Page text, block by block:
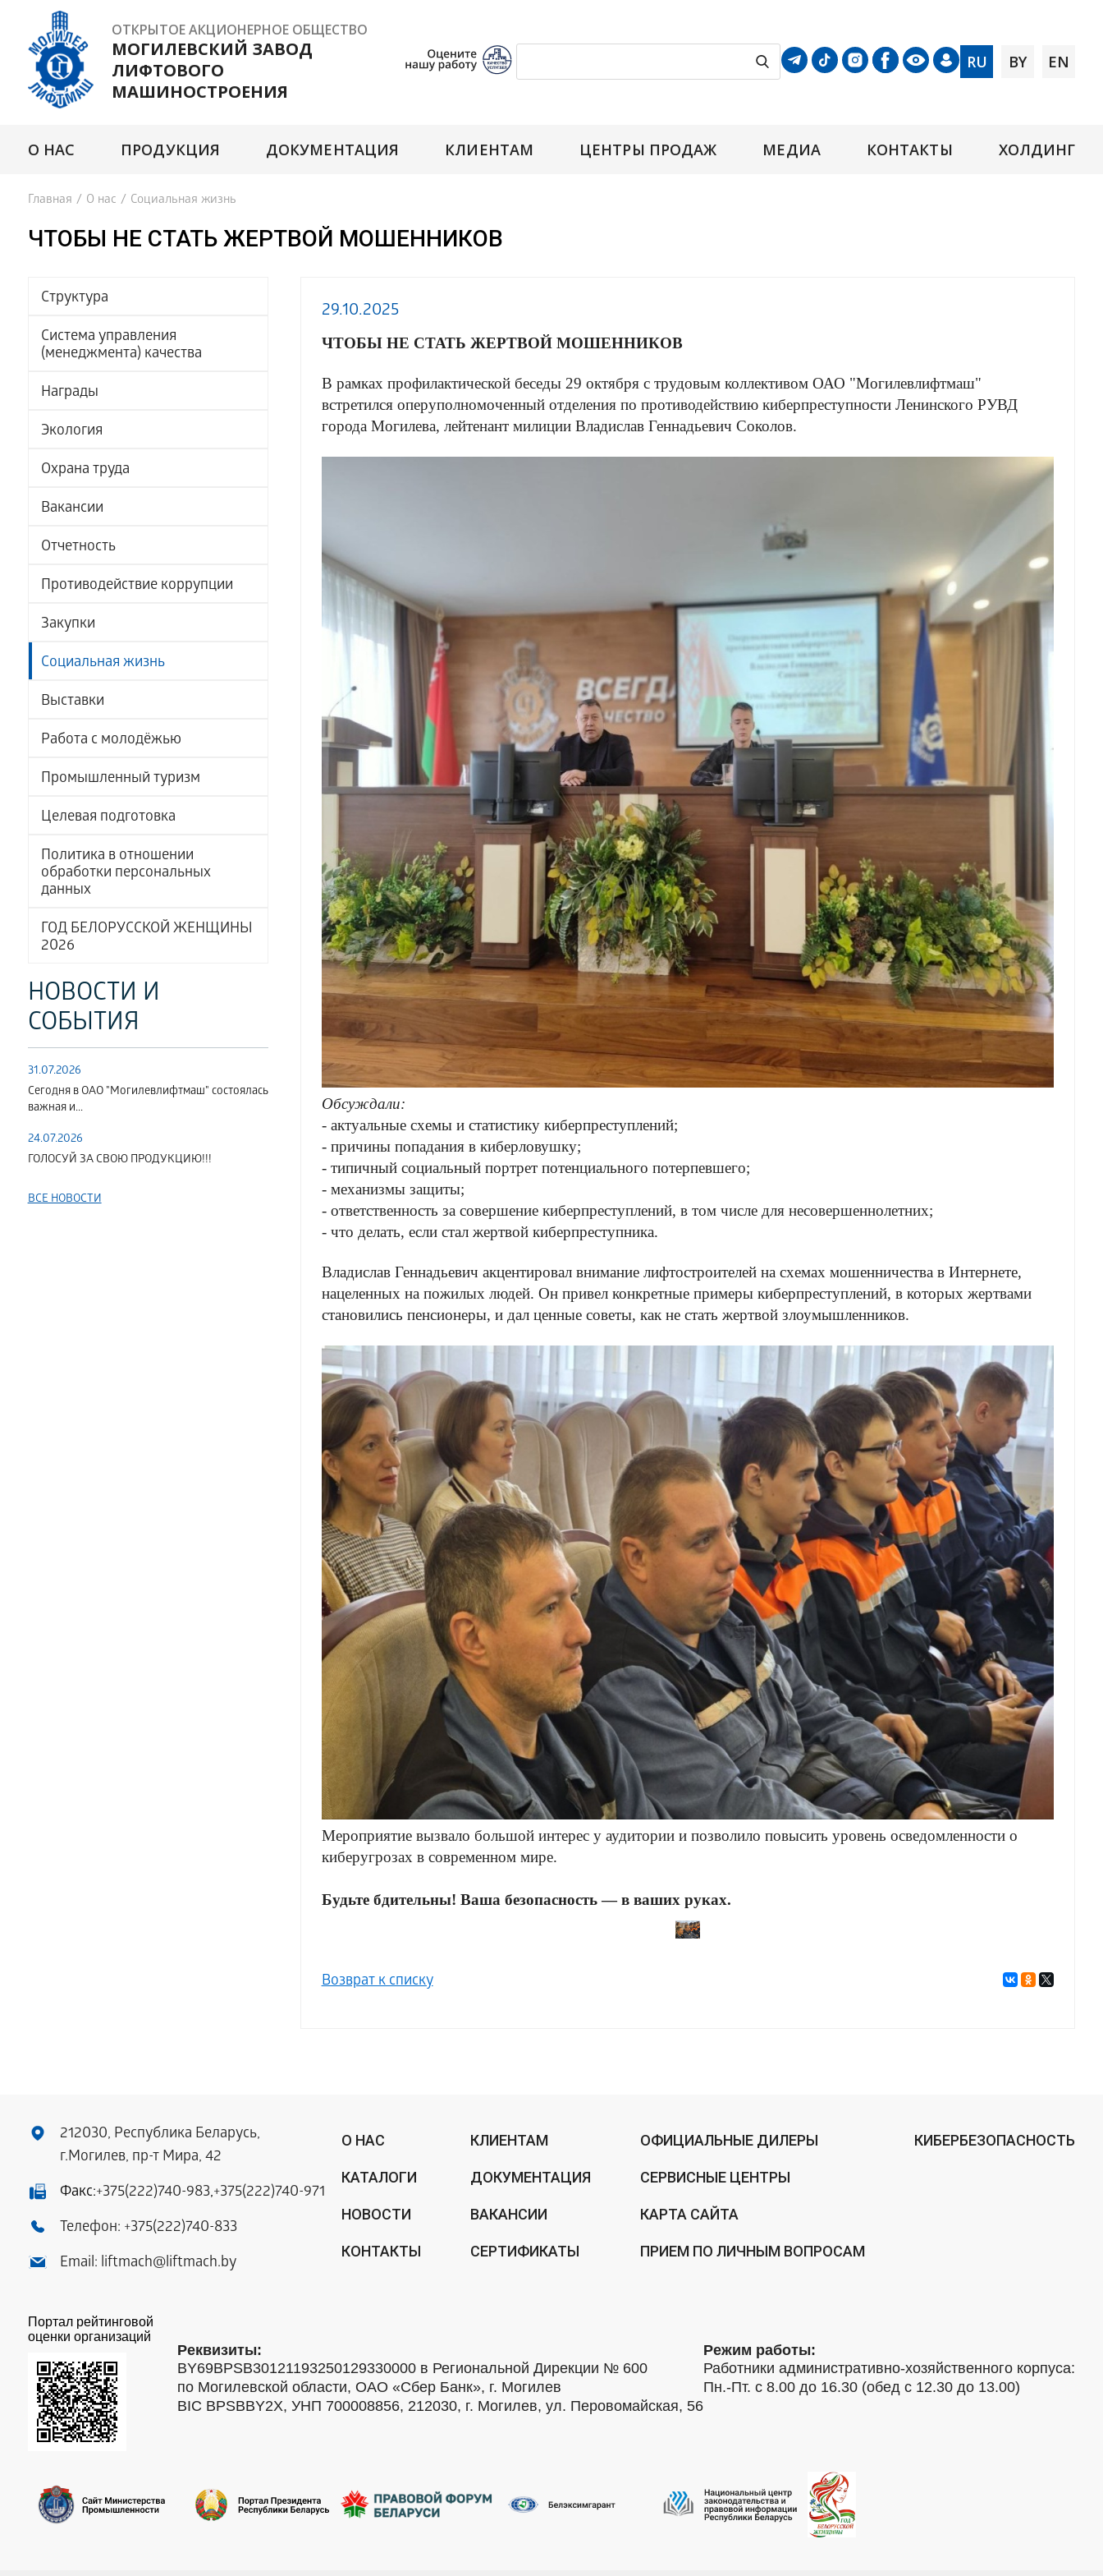
ОТКРЫТОЕ АКЦИОНЕРНОЕ ОБЩЕСТВО
МОГИЛЕВСКИЙ ЗАВОД
ЛИФТОВОГО
МАШИНОСТРОЕНИЯ
RU BY EN
О НАС ПРОДУКЦИЯ ДОКУМЕНТАЦИЯ КЛИЕНТАМ ЦЕНТРЫ ПРОДАЖ МЕДИА КОНТАКТЫ ХОЛДИНГ
Главная / О нас / Социальная жизнь
ЧТОБЫ НЕ СТАТЬ ЖЕРТВОЙ МОШЕННИКОВ
Структура
Система управления
(менеджмента) качества
Награды
Экология
Охрана труда
Вакансии
Отчетность
Противодействие коррупции
Закупки
Социальная жизнь
Выставки
Работа с молодёжью
Промышленный туризм
Целевая подготовка
Политика в отношении
обработки персональных
данных
ГОД БЕЛОРУССКОЙ ЖЕНЩИНЫ
2026
НОВОСТИ И
СОБЫТИЯ
31.07.2026
Сегодня в ОАО "Могилевлифтмаш" состоялась
важная и...
24.07.2026
ГОЛОСУЙ ЗА СВОЮ ПРОДУКЦИЮ!!!
ВСЕ НОВОСТИ
29.10.2025
ЧТОБЫ НЕ СТАТЬ ЖЕРТВОЙ МОШЕННИКОВ
В рамках профилактической беседы 29 октября с трудовым коллективом ОАО "Могилевлифтмаш"
встретился оперуполномоченный отделения по противодействию киберпреступности Ленинского РУВД
города Могилева, лейтенант милиции Владислав Геннадьевич Соколов.
Обсуждали:
- актуальные схемы и статистику киберпреступлений;
- причины попадания в киберловушку;
- типичный социальный портрет потенциального потерпевшего;
- механизмы защиты;
- ответственность за совершение киберпреступлений, в том числе для несовершеннолетних;
- что делать, если стал жертвой киберпреступника.
Владислав Геннадьевич акцентировал внимание лифтостроителей на схемах мошенничества в Интернете,
нацеленных на пожилых людей. Он привел конкретные примеры киберпреступлений, в которых жертвами
становились пенсионеры, и дал ценные советы, как не стать жертвой злоумышленников.
Мероприятие вызвало большой интерес у аудитории и позволило повысить уровень осведомленности о
киберугрозах в современном мире.
Будьте бдительны! Ваша безопасность — в ваших руках.
Возврат к списку
212030, Республика Беларусь,
г.Могилев, пр-т Мира, 42
Факс:+375(222)740-983,+375(222)740-971
Телефон: +375(222)740-833
Email: liftmach@liftmach.by
О НАС
КАТАЛОГИ
НОВОСТИ
КОНТАКТЫ
КЛИЕНТАМ
ДОКУМЕНТАЦИЯ
ВАКАНСИИ
СЕРТИФИКАТЫ
ОФИЦИАЛЬНЫЕ ДИЛЕРЫ
СЕРВИСНЫЕ ЦЕНТРЫ
КАРТА САЙТА
ПРИЕМ ПО ЛИЧНЫМ ВОПРОСАМ
КИБЕРБЕЗОПАСНОСТЬ
Портал рейтинговой
оценки организаций
Реквизиты:
BY69BPSB30121193250129330000 в Региональной Дирекции № 600
по Могилевской области, ОАО «Сбер Банк», г. Могилев
BIC BPSBBY2X, УНП 700008856, 212030, г. Могилев, ул. Перовомайская, 56
Режим работы:
Работники административно-хозяйственного корпуса:
Пн.-Пт. с 8.00 до 16.30 (обед с 12.30 до 13.00)